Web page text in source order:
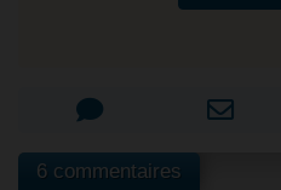
6 commentaires